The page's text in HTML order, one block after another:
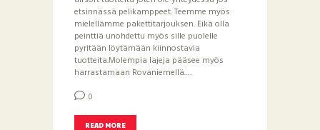
etsinnässä pelikamppeet. Teemme myös
mielellämme pakettitarjouksen. Eikä olla
peinttiä unohdettu myös sille puolelle
pyritään löytämään kiinnostavia
tuotteita.Molempia lajeja pääsee myös
harrastamaan Rovaniemellä.…
0
READ MORE